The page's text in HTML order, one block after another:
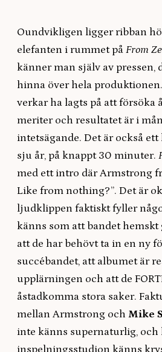
Oundvikligen ligger ribban
elefanten i rummet på From
känner man själv av pressen,
hinna över hela
verkar ha lagts på att försöka
meriter och resultatet är i
intetsägande. Det är också
sju år, på knappt 30 minuter.
med ett intro där Armstrong
Like from nothing?”. Det är
ljudklippen faktiskt fyller
känns som att bandet
att de har behövt ta in en ny
succébandet, att albumet är
upplärningen och att de
åstadkomma stora saker.
mellan Armstrong och Mike
inte känns supernaturlig,
inspelningsstudion känns